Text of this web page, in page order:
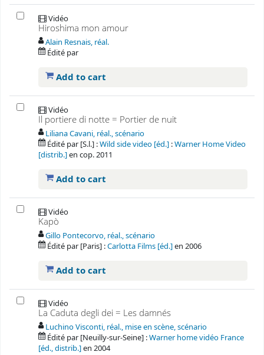
Vidéo
Hiroshima mon amour
Alain Resnais, réal.
Édité par
Add to cart
Vidéo
Il portiere di notte = Portier de nuit
Liliana Cavani, réal., scénario
Édité par [S.l.] :Wild side video [éd.] :Warner Home Video
[distrib.]en cop. 2011
Add to cart
Vidéo
Kapò
Gillo Pontecorvo, réal., scénario
Édité par [Paris] :Carlotta Films [éd.]en 2006
Add to cart
Vidéo
La Caduta degli dei = Les damnés
Luchino Visconti, réal., mise en scène, scénario
Édité par [Neuilly-sur-Seine] :Warner home vidéo France
[éd., distrib.]en 2004